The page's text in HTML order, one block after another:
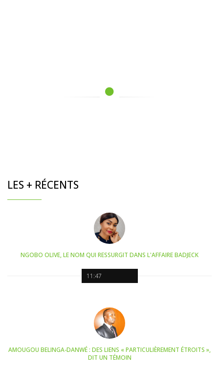
LES + RÉCENTS
11:47
NGOBO OLIVE, LE NOM QUI RESSURGIT DANS L'AFFAIRE BADJECK
AMOUGOU BELINGA-DANWÉ : DES LIENS « PARTICULIÈREMENT ÉTROITS »,
DIT UN TÉMOIN